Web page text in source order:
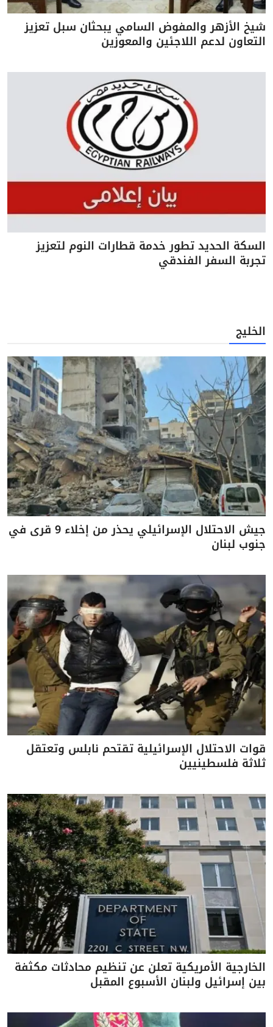
شيخ الأزهر والمفوض السامي يبحثان سبل تعزيز
التعاون لدعم اللاجئين والمعوزين
السكة الحديد تطور خدمة قطارات النوم لتعزيز
تجربة السفر الفندقي
الخليج
جيش الاحتلال الإسرائيلي يحذر من إخلاء 9 قرى في
جنوب لبنان
قوات الاحتلال الإسرائيلية تقتحم نابلس وتعتقل
ثلاثة فلسطينيين
الخارجية الأمريكية تعلن عن تنظيم محادثات مكثفة
بين إسرائيل ولبنان الأسبوع المقبل